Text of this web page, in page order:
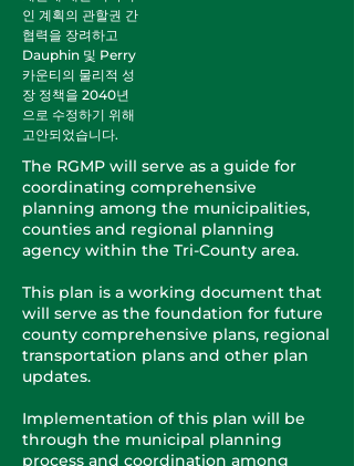
인 계획의 관할권 간
협력을 장려하고
Dauphin 및 Perry
카운티의 물리적 성
장 정책을 2040년
으로 수정하기 위해
고안되었습니다.
The RGMP will serve as a guide for
coordinating comprehensive
planning among the municipalities,
counties and regional planning
agency within the Tri-County area.
This plan is a working document that
will serve as the foundation for future
county comprehensive plans, regional
transportation plans and other plan
updates.
Implementation of this plan will be
through the municipal planning
process and coordination among